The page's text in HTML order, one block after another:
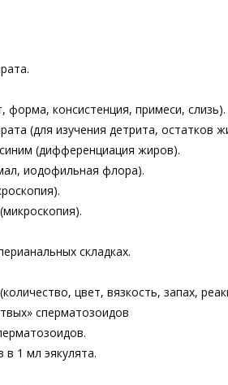
форма, консистенция, примеси, слизь).
(для изучения детрита, остатков
(дифференциация жиров).
иодофильная флора).
складках.
цвет, вязкость, запах,
сперматозоидов
1 мл эякулята.